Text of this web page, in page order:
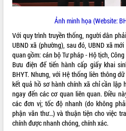
Ảnh minh họa (Website:
Với quy trình truyền thống, người dân
UBND xã (phường), sau đó, UBND xã
quan gồm: cán bộ Tư pháp - Hộ tịch,
Bưu điện để tiến hành cấp giấy khai
BHYT. Nhưng, với Hệ thống liên thông
kết quả hồ sơ hành chính xã chỉ cần lập
ngay đến các cơ quan liên quan. Điều
các đơn vị; tốc độ nhanh (do không
phận văn thư…) và thuận tiện cho việc
chính được nhanh chóng, chính xác.